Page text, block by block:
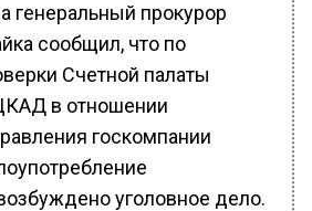
генеральный прокурор
сообщил, что по
Счетной палаты
в отношении
госкомпании
уголовное дело.